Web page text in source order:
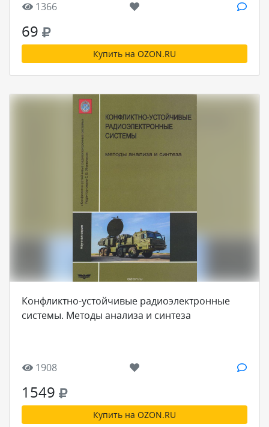
1366
69
Купить на OZON.RU
Конфликтно-устойчивые радиоэлектронные
системы. Методы анализа и синтеза
1908
1549
Купить на OZON.RU